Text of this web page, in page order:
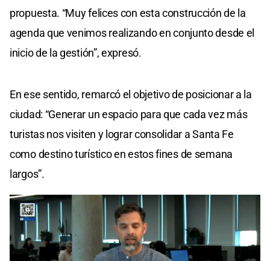
propuesta. “Muy felices con esta construcción de la
agenda que venimos realizando en conjunto desde el
inicio de la gestión”, expresó.
En ese sentido, remarcó el objetivo de posicionar a la
ciudad: “Generar un espacio para que cada vez más
turistas nos visiten y lograr consolidar a Santa Fe
como destino turístico en estos fines de semana
largos”.